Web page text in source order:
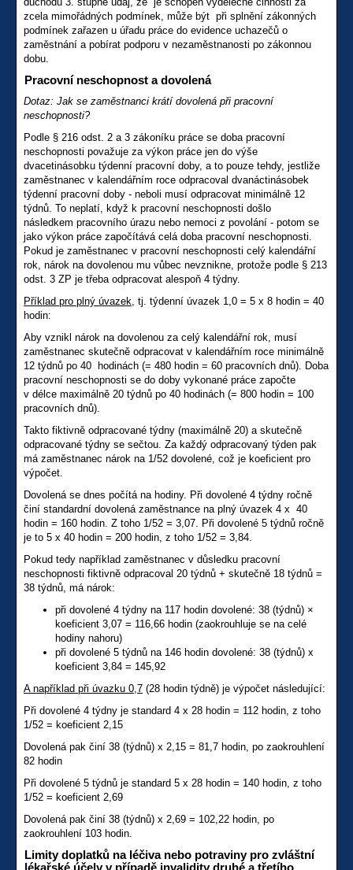
zcela mimořádných podmínek, může být při splnění zákonných
podmínek zařazen u úřadu práce do evidence uchazečů o
zaměstnání a pobírat podporu v nezaměstnanosti po zákonnou
dobu.
Pracovní neschopnost a dovolená
Dotaz: Jak se zaměstnanci krátí dovolená při pracovní
neschopnosti?
Podle § 216 odst. 2 a 3 zákoníku práce se doba pracovní
neschopnosti považuje za výkon práce jen do výše
dvacetinásobku týdenní pracovní doby, a to pouze tehdy, jestliže
zaměstnanec v kalendářním roce odpracoval dvanáctinásobek
týdenní pracovní doby - neboli musí odpracovat minimálně 12
týdnů. To neplatí, když k pracovní neschopnosti došlo
následkem pracovního úrazu nebo nemoci z povolání - potom se
jako výkon práce započítává celá doba pracovní neschopnosti.
Pokud je zaměstnanec v pracovní neschopnosti celý kalendářní
rok, nárok na dovolenou mu vůbec nevznikne, protože podle § 213
odst. 3 ZP je třeba odpracovat alespoň 4 týdny.
Příklad pro plný úvazek, tj. týdenní úvazek 1,0 = 5 x 8 hodin = 40
hodin:
Aby vznikl nárok na dovolenou za celý kalendářní rok, musí
zaměstnanec skutečně odpracovat v kalendářním roce minimálně
12 týdnů po 40 hodinách (= 480 hodin = 60 pracovních dnů). Doba
pracovní neschopnosti se do doby vykonané práce započte
v délce maximálně 20 týdnů po 40 hodinách (= 800 hodin = 100
pracovních dnů).
Takto fiktivně odpracované týdny (maximálně 20) a skutečně
odpracované týdny se sečtou. Za každý odpracovaný týden pak
má zaměstnanec nárok na 1/52 dovolené, což je koeficient pro
výpočet.
Dovolená se dnes počítá na hodiny. Při dovolené 4 týdny ročně
činí standardní dovolená zaměstnance na plný úvazek 4 x 40
hodin = 160 hodin. Z toho 1/52 = 3,07. Při dovolené 5 týdnů ročně
je to 5 x 40 hodin = 200 hodin, z toho 1/52 = 3,84.
Pokud tedy například zaměstnanec v důsledku pracovní
neschopnosti fiktivně odpracoval 20 týdnů + skutečně 18 týdnů =
38 týdnů, má nárok:
při dovolené 4 týdny na 117 hodin dovolené: 38 (týdnů) ×
koeficient 3,07 = 116,66 hodin (zaokrouhluje se na celé
hodiny nahoru)
při dovolené 5 týdnů na 146 hodin dovolené: 38 (týdnů) x
koeficient 3,84 = 145,92
A například při úvazku 0,7 (28 hodin týdně) je výpočet následující:
Při dovolené 4 týdny je standard 4 x 28 hodin = 112 hodin, z toho
1/52 = koeficient 2,15
Dovolená pak činí 38 (týdnů) x 2,15 = 81,7 hodin, po zaokrouhlení
82 hodin
Při dovolené 5 týdnů je standard 5 x 28 hodin = 140 hodin, z toho
1/52 = koeficient 2,69
Dovolená pak činí 38 (týdnů) x 2,69 = 102,22 hodin, po
zaokrouhlení 103 hodin.
Limity doplatků na léčiva nebo potraviny pro zvláštní